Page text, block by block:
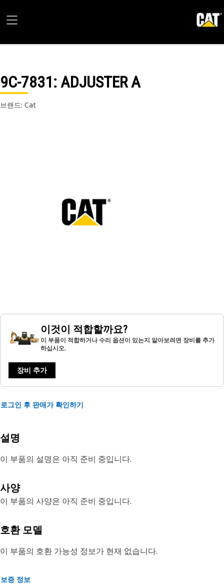
9C-7831: ADJUSTER A
브랜드: Cat
이것이 적합할까요?
이 부품이 적합하거나 수리 옵션이 있는지 알아보려면 장비를 추가
하십시오.
장비 추가
로그인 후 판매가 확인하기
설명
이 부품의 설명은 아직 준비 중입니다.
사양
이 부품의 사양은 아직 준비 중입니다.
호환 모델
이 부품의 호환 가능성 정보가 현재 없습니다.
보증 정보